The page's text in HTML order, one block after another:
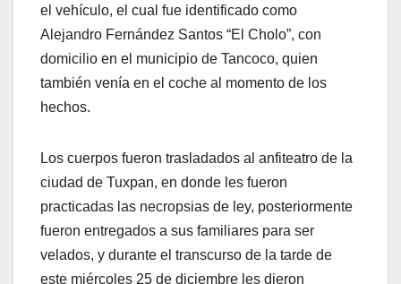
el vehículo, el cual fue identificado como
Alejandro Fernández Santos “El Cholo”, con
domicilio en el municipio de Tancoco, quien
también venía en el coche al momento de los
hechos.
Los cuerpos fueron trasladados al anfiteatro de la
ciudad de Tuxpan, en donde les fueron
practicadas las necropsias de ley, posteriormente
fueron entregados a sus familiares para ser
velados, y durante el transcurso de la tarde de
este miércoles 25 de diciembre les dieron